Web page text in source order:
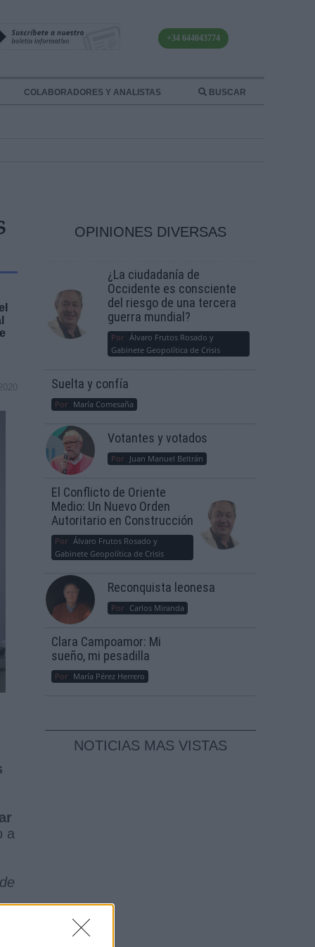
+34 644043774
COLABORADORES Y ANALISTAS BUSCAR
a
OPINIONES DIVERSAS
¿La ciudadanía de
Occidente es consciente
del riesgo de una tercera
guerra mundial?
Por Álvaro Frutos Rosado y
Gabinete Geopolítica de Crisis
Suelta y confía
Por María Comesaña
Votantes y votados
Por Juan Manuel Beltrán
El Conflicto de Oriente
Medio: Un Nuevo Orden
Autoritario en Construcción
Por Álvaro Frutos Rosado y
Gabinete Geopolítica de Crisis
Reconquista leonesa
Por Carlos Miranda
Clara Campoamor: Mi
sueño, mi pesadilla
Por María Pérez Herrero
NOTICIAS MAS VISTAS